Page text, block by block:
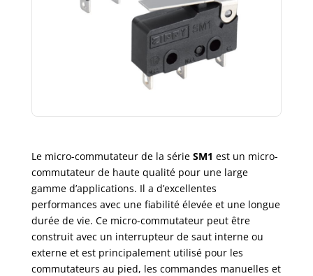
Le micro-commutateur de la série SM1 est un micro-
commutateur de haute qualité pour une large
gamme d’applications. Il a d’excellentes
performances avec une fiabilité élevée et une longue
durée de vie. Ce micro-commutateur peut être
construit avec un interrupteur de saut interne ou
externe et est principalement utilisé pour les
commutateurs au pied, les commandes manuelles et